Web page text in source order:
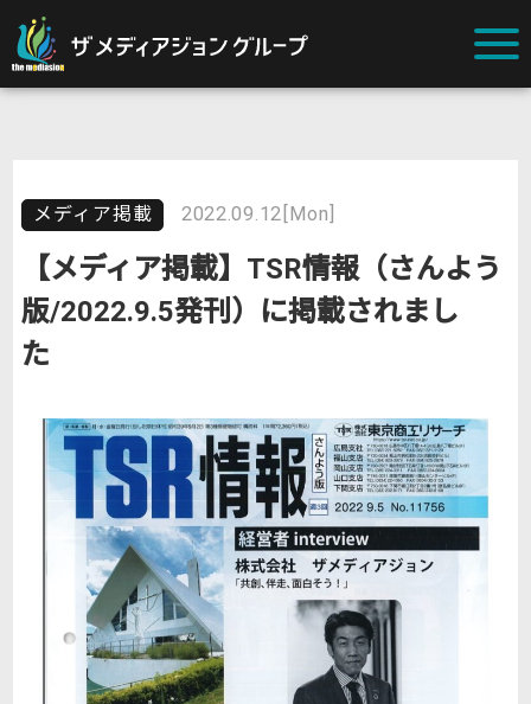
メディア掲載 2022.09.12[Mon]
【メディア掲載】TSR情報（さんよう
版/2022.9.5発刊）に掲載されまし
た